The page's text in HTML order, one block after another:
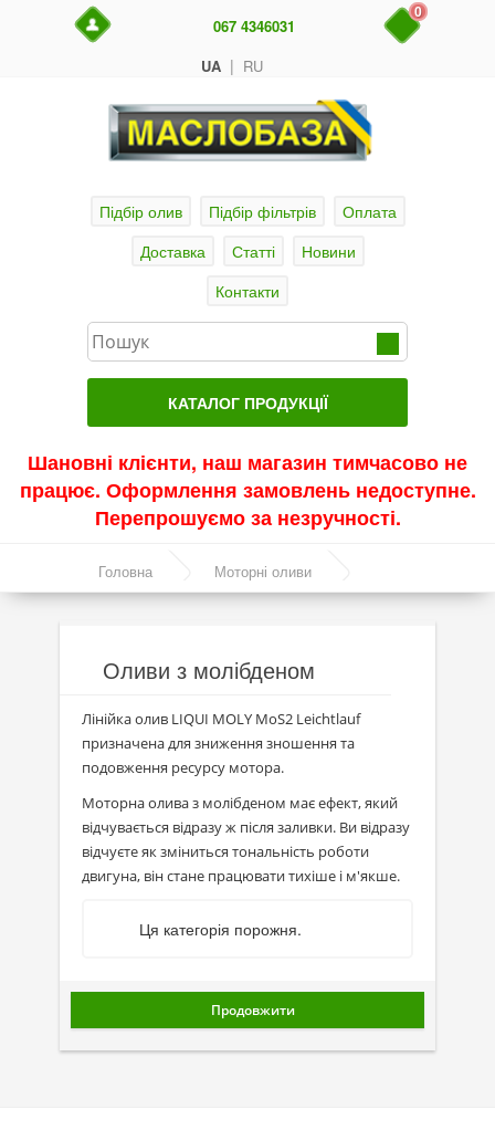
UA | RU
067 4346031
0
Підбір олив Підбір фільтрів
Оплата
Доставка
Статті
Новини
Контакти
КАТАЛОГ ПРОДУКЦІЇ
Актуальні продукти
Акції
Моторні оливи
Напівсинтетичні оливи
Оливи з молібденом
Лінійка олив Top Tec
Лінійка олив Special Tec
Лінійка олив Optimal
Присадки в оливу
Присадки до систем охолодження
Шановні клієнти, наш магазин тимчасово не
працює. Оформлення замовлень недоступне.
Перепрошуємо за незручності.
Головна Моторні оливи
Оливи з молібденом
Лінійка олив LIQUI MOLY MoS2 Leichtlauf
призначена для зниження зношення та
подовження ресурсу мотора.
Моторна олива з молібденом має ефект, який
відчувається відразу ж після заливки. Ви відразу
відчуєте як зміниться тональність роботи
двигуна, він стане працювати тихіше і м'якше.
Ця категорія порожня.
Продовжити